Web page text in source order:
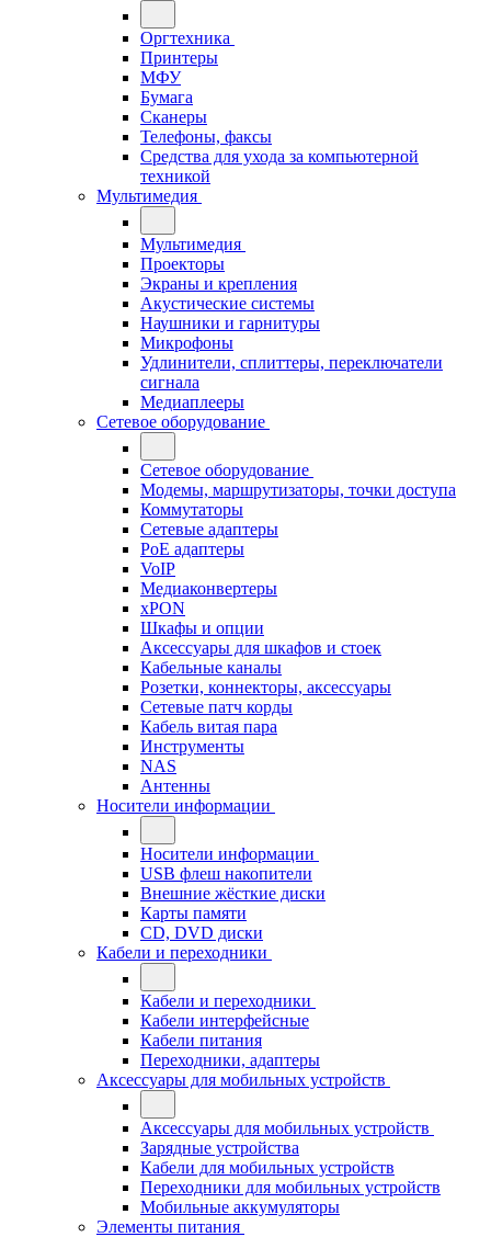
Оргтехника
Принтеры
МФУ
Бумага
Сканеры
Телефоны, факсы
Средства для ухода за компьютерной
техникой
Мультимедия
Мультимедия
Проекторы
Экраны и крепления
Акустические системы
Наушники и гарнитуры
Микрофоны
Удлинители, сплиттеры, переключатели
сигнала
Медиаплееры
Сетевое оборудование
Сетевое оборудование
Модемы, маршрутизаторы, точки доступа
Коммутаторы
Сетевые адаптеры
PoE адаптеры
VoIP
Медиаконвертеры
xPON
Шкафы и опции
Аксессуары для шкафов и стоек
Кабельные каналы
Розетки, коннекторы, аксессуары
Сетевые патч корды
Кабель витая пара
Инструменты
NAS
Антенны
Носители информации
Носители информации
USB флеш накопители
Внешние жёсткие диски
Карты памяти
CD, DVD диски
Кабели и переходники
Кабели и переходники
Кабели интерфейсные
Кабели питания
Переходники, адаптеры
Аксессуары для мобильных устройств
Аксессуары для мобильных устройств
Зарядные устройства
Кабели для мобильных устройств
Переходники для мобильных устройств
Мобильные аккумуляторы
Элементы питания